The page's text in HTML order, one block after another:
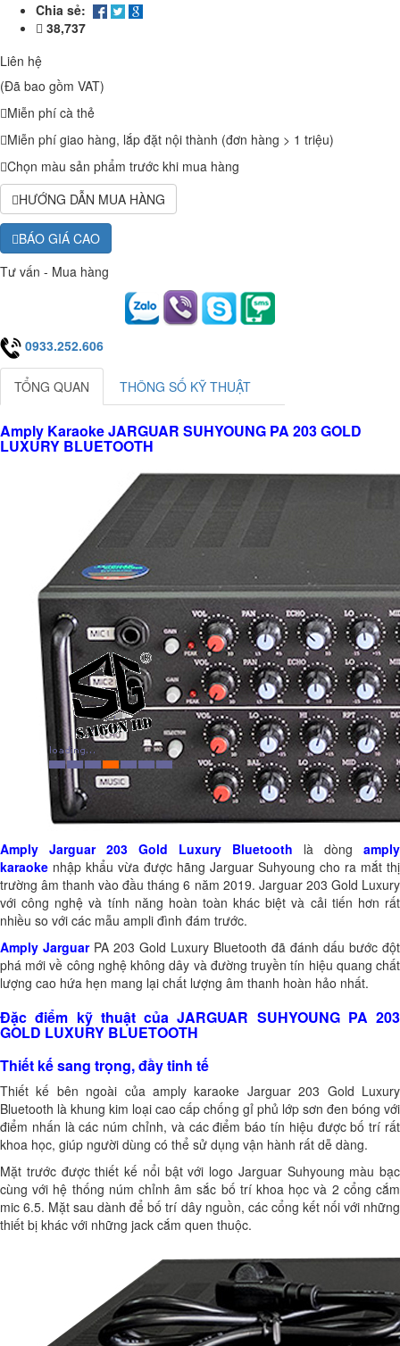
Chia sẻ:
38,737
Liên hệ
(Đã bao gồm VAT)
Miễn phí cà thẻ
Miễn phí giao hàng, lắp đặt nội thành (đơn hàng > 1 triệu)
Chọn màu sản phẩm trước khi mua hàng
HƯỚNG DẪN MUA HÀNG
BÁO GIÁ CAO
Tư vấn - Mua hàng
0933.252.606
TỔNG QUAN THÔNG SỐ KỸ THUẬT
Amply Karaoke JARGUAR SUHYOUNG PA 203 GOLD
LUXURY BLUETOOTH
Amply Jarguar 203 Gold Luxury Bluetooth là dòng amply
karaoke nhập khẩu vừa được hãng Jarguar Suhyoung cho ra mắt thị
trường âm thanh vào đầu tháng 6 năm 2019. Jarguar 203 Gold Luxury
với công nghệ và tính năng hoàn toàn khác biệt và cải tiến hơn rất
nhiều so với các mẫu ampli đình đám trước.
Amply JarguarPA 203 Gold Luxury Bluetooth đã đánh dấu bước đột
phá mới về công nghệ không dây và đường truyền tín hiệu quang chất
lượng cao hứa hẹn mang lại chất lượng âm thanh hoàn hảo nhất.
Đặc điểm kỹ thuật của JARGUAR SUHYOUNG PA 203
GOLD LUXURY BLUETOOTH
Thiết kế sang trọng, đầy tinh tế
Thiết kế bên ngoài của amply karaoke Jarguar 203 Gold Luxury
Bluetooth là khung kim loại cao cấp chống gỉ phủ lớp sơn đen bóng với
điểm nhấn là các núm chỉnh, và các điểm báo tín hiệu được bố trí rất
khoa học, giúp người dùng có thể sử dụng vận hành rất dễ dàng.
Mặt trước được thiết kế nổi bật với logo Jarguar Suhyoung màu bạc
cùng với hệ thống núm chỉnh âm sắc bố trí khoa học và 2 cổng cắm
mic 6.5. Mặt sau dành để bố trí dây nguồn, các cổng kết nối với những
thiết bị khác với những jack cắm quen thuộc.